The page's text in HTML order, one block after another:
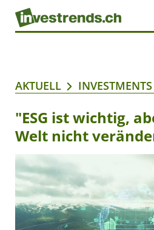
AKTUELL INVESTMENTS
"ESG ist wichtig,
Welt nicht